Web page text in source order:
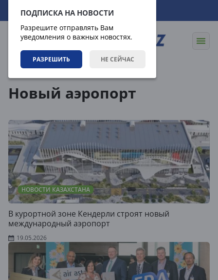
ПОДПИСКА НА НОВОСТИ
Разрешите отправлять Вам
уведомления о важных новостях.
РАЗРЕШИТЬ НЕ СЕЙЧАС
08.08.2026 13:16:34
Новый аэропорт
НОВОСТИ КАЗАХСТАНА
В курортной зоне Кендерли строят новый
международный аэропорт
19.05.2026